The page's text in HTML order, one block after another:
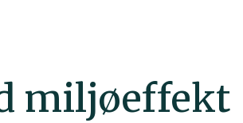
miljøeffekt